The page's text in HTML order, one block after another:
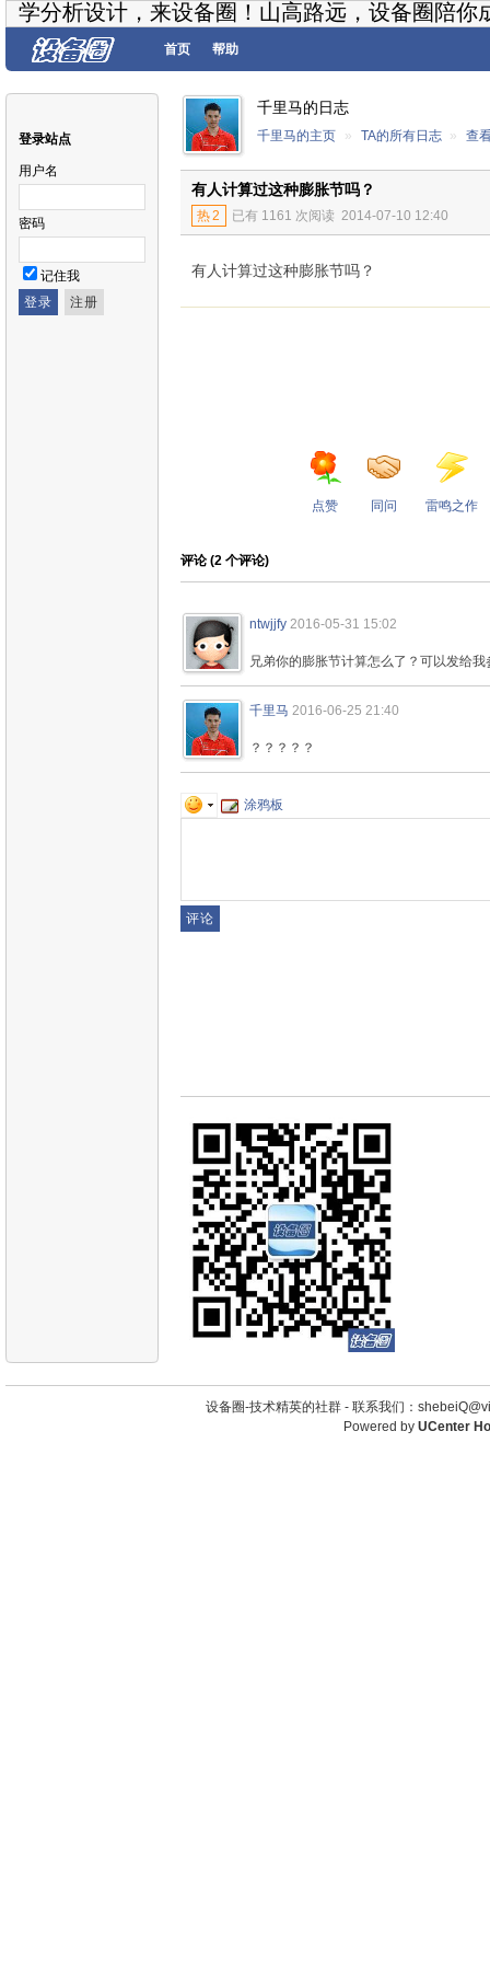
学分析设计，来设备圈！山高路远，设备圈陪你
首页 帮助
登录站点
用户名
密码
记住我
千里马的日志
千里马的主页 » TA的所有日志 » 查
有人计算过这种膨胀节吗？
热2 已有 1161 次阅读 2014-07-10 12:40
有人计算过这种膨胀节吗？
点赞 同问 雷鸣之作
评论 (2 个评论)
ntwjjfy 2016-05-31 15:02
兄弟你的膨胀节计算怎么了？可以发给我
千里马 2016-06-25 21:40
？？？？？
涂鸦板
设备圈-技术精英的社群 - 联系我们：
Powered by UCenter